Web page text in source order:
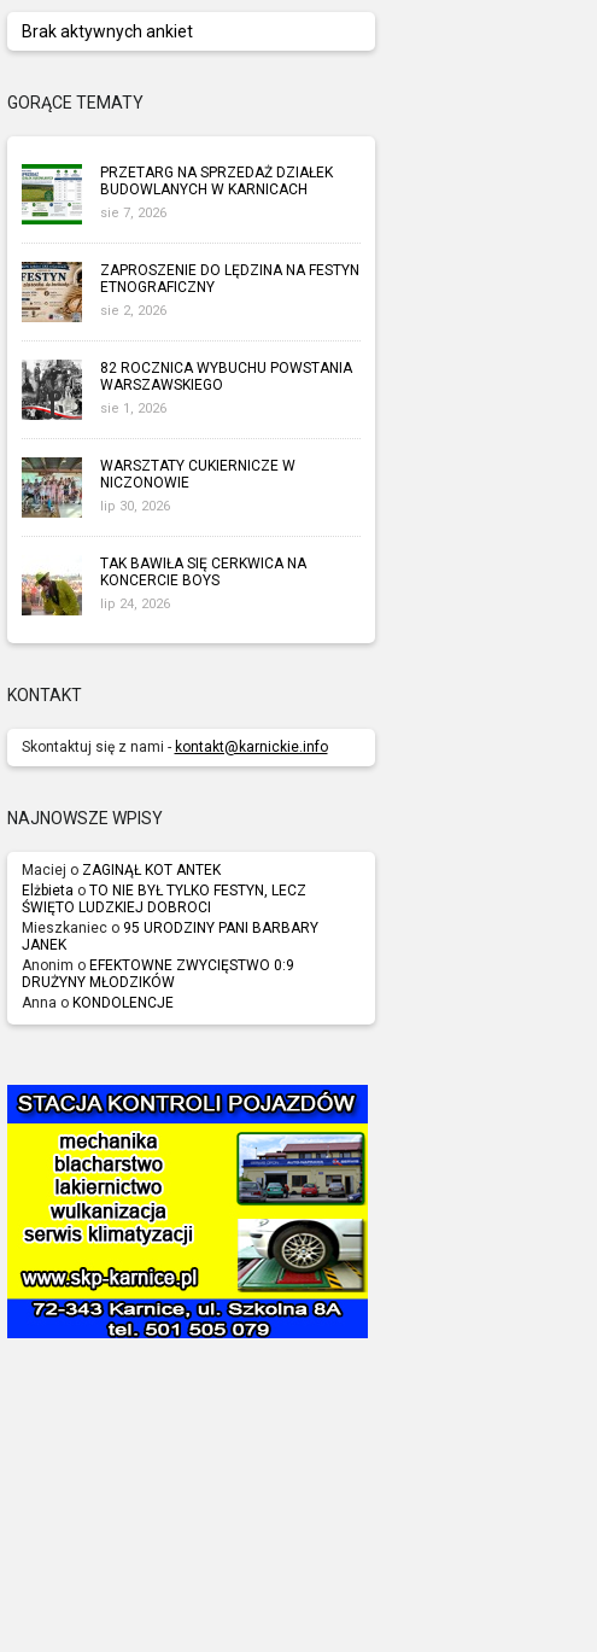
Brak aktywnych ankiet
GORĄCE TEMATY
PRZETARG NA SPRZEDAŻ DZIAŁEK
BUDOWLANYCH W KARNICACH
sie 7, 2026
ZAPROSZENIE DO LĘDZINA NA FESTYN
ETNOGRAFICZNY
sie 2, 2026
82 ROCZNICA WYBUCHU POWSTANIA
WARSZAWSKIEGO
sie 1, 2026
WARSZTATY CUKIERNICZE W
NICZONOWIE
lip 30, 2026
TAK BAWIŁA SIĘ CERKWICA NA
KONCERCIE BOYS
lip 24, 2026
KONTAKT
Skontaktuj się z nami - kontakt@karnickie.info
NAJNOWSZE WPISY
Maciej o ZAGINĄŁ KOT ANTEK
Elżbieta o TO NIE BYŁ TYLKO FESTYN, LECZ
ŚWIĘTO LUDZKIEJ DOBROCI
Mieszkaniec o 95 URODZINY PANI BARBARY
JANEK
Anonim o EFEKTOWNE ZWYCIĘSTWO 0:9
DRUŻYNY MŁODZIKÓW
Anna o KONDOLENCJE